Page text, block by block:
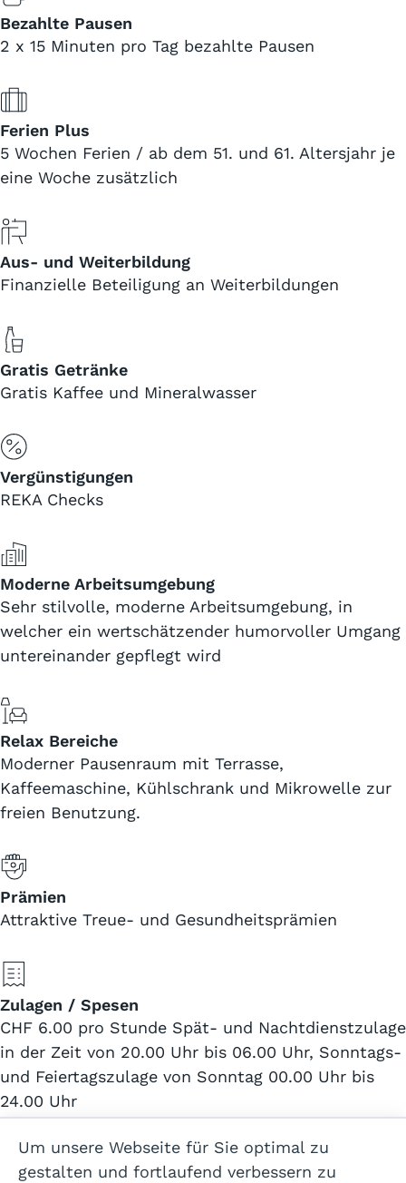
Bezahlte Pausen
2 x 15 Minuten pro Tag bezahlte Pausen
Ferien Plus
5 Wochen Ferien / ab dem 51. und 61. Altersjahr je
eine Woche zusätzlich
Aus- und Weiterbildung
Finanzielle Beteiligung an Weiterbildungen
Gratis Getränke
Gratis Kaffee und Mineralwasser
Vergünstigungen
REKA Checks
Moderne Arbeitsumgebung
Sehr stilvolle, moderne Arbeitsumgebung, in
welcher ein wertschätzender humorvoller Umgang
untereinander gepflegt wird
Relax Bereiche
Moderner Pausenraum mit Terrasse,
Kaffeemaschine, Kühlschrank und Mikrowelle zur
freien Benutzung.
Prämien
Attraktive Treue- und Gesundheitsprämien
Zulagen / Spesen
CHF 6.00 pro Stunde Spät- und Nachtdienstzulage
in der Zeit von 20.00 Uhr bis 06.00 Uhr, Sonntags-
und Feiertagszulage von Sonntag 00.00 Uhr bis
24.00 Uhr
Um unsere Webseite für Sie optimal zu
gestalten und fortlaufend verbessern zu